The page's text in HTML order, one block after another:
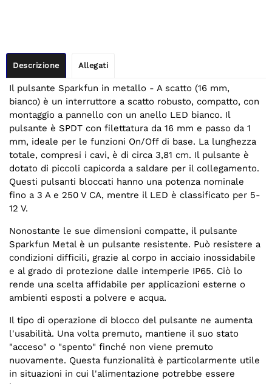
Descrizione Allegati
Il pulsante Sparkfun in metallo - A scatto (16 mm,
bianco) è un interruttore a scatto robusto, compatto, con
montaggio a pannello con un anello LED bianco. Il
pulsante è SPDT con filettatura da 16 mm e passo da 1
mm, ideale per le funzioni On/Off di base. La lunghezza
totale, compresi i cavi, è di circa 3,81 cm. Il pulsante è
dotato di piccoli capicorda a saldare per il collegamento.
Questi pulsanti bloccati hanno una potenza nominale
fino a 3 A e 250 V CA, mentre il LED è classificato per 5-
12 V.
Nonostante le sue dimensioni compatte, il pulsante
Sparkfun Metal è un pulsante resistente. Può resistere a
condizioni difficili, grazie al corpo in acciaio inossidabile
e al grado di protezione dalle intemperie IP65. Ciò lo
rende una scelta affidabile per applicazioni esterne o
ambienti esposti a polvere e acqua.
Il tipo di operazione di blocco del pulsante ne aumenta
l'usabilità. Una volta premuto, mantiene il suo stato
"acceso" o "spento" finché non viene premuto
nuovamente. Questa funzionalità è particolarmente utile
in situazioni in cui l'alimentazione potrebbe essere